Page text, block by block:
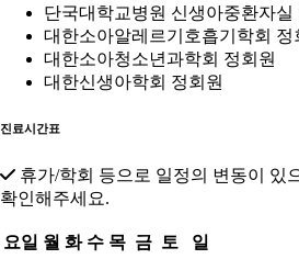
단국대학교병원 신생아중환자실
대한소아알레르기호흡기학회 정
대한소아청소년과학회 정회원
대한신생아학회 정회원
진료시간표
휴가/학회 등으로 일정의 변동이 있
확인해주세요.
요일 월 화 수 목 금 토
일